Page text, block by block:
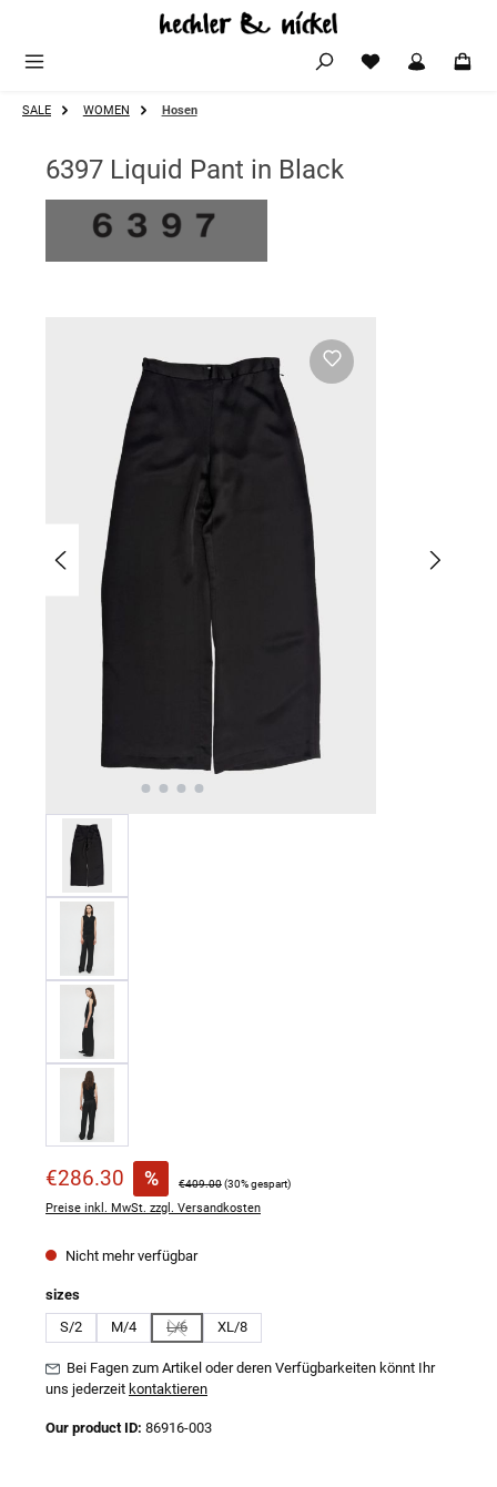
Zum Hauptinhalt springen
SALE WOMEN Hosen
6397 Liquid Pant in Black
Verkaufspreis:
€286.30 % Regulärer Preis:
€409.00(30% gespart)
Preise inkl. MwSt. zzgl. Versandkosten
Nicht mehr verfügbar
sizesauswählen
S/2
M/4 L/6
(Diese Option ist zurzeit nicht verfügbar.)
XL/8
Bei Fagen zum Artikel oder deren Verfügbarkeiten könnt Ihr
uns jederzeit kontaktieren
Our product ID: 86916-003